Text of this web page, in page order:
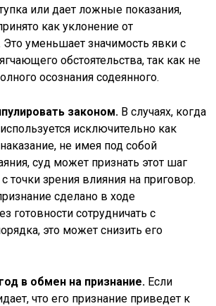
или дает ложные показания,
как уклонение от
Это уменьшает значимость явки с
обстоятельства, так как не
осознания содеянного.
законом. В случаях, когда
исключительно как
не имея под собой
суд может признать этот шаг
точки зрения влияния на приговор.
сделано в ходе
готовности сотрудничать с
это может снизить его
в обмен на признание. Если
что его признание приведет к